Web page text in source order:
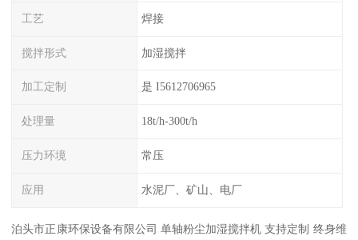
工艺 焊接
搅拌形式 加湿搅拌
加工定制 是 I5612706965
处理量 18t/h-300t/h
压力环境 常压
应用 水泥厂、矿山、电厂
泊头市正康环保设备有限公司 单轴粉尘加湿搅拌机 支持定制 终身维